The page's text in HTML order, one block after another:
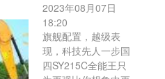
2023年08月07日
18:20
旗舰配置，越级表
现，科技先人一步国
四SY215C全能王只